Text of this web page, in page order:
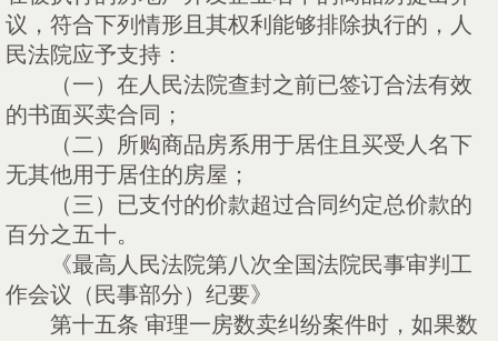
议，符合下列情形且其权利能够排除执行的，人
民法院应予支持：
（一）在人民法院查封之前已签订合法有效
的书面买卖合同；
（二）所购商品房系用于居住且买受人名下
无其他用于居住的房屋；
（三）已支付的价款超过合同约定总价款的
百分之五十。
《最高人民法院第八次全国法院民事审判工
作会议（民事部分）纪要》
第十五条 审理一房数卖纠纷案件时，如果数